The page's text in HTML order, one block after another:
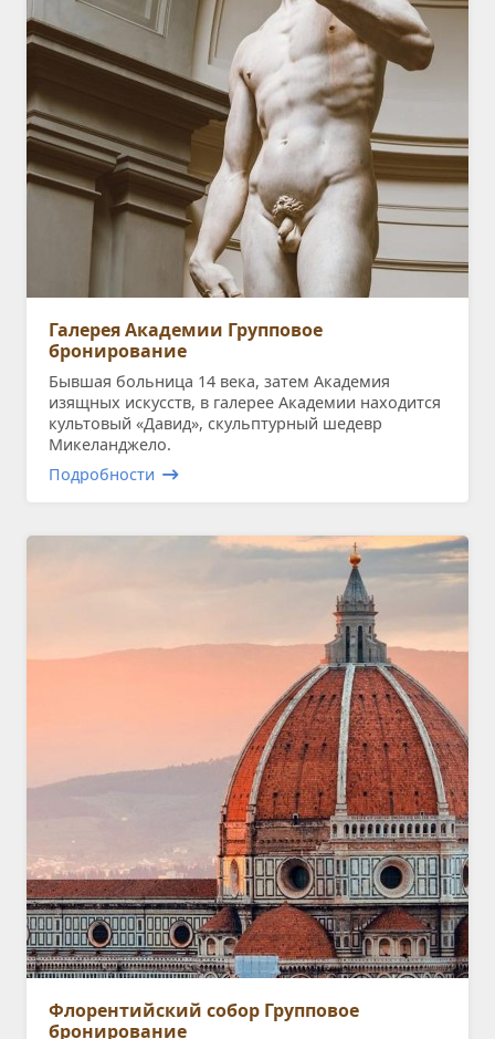
Галерея Академии Групповое
бронирование
Бывшая больница 14 века, затем Академия
изящных искусств, в галерее Академии находится
культовый «Давид», скульптурный шедевр
Микеланджело.
Подробности
Флорентийский собор Групповое
бронирование